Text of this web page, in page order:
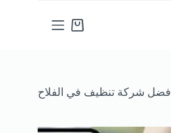
عربة
افضل شركة تنظيف في الفلاح